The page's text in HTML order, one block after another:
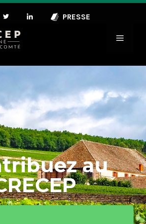
PRESSE
au